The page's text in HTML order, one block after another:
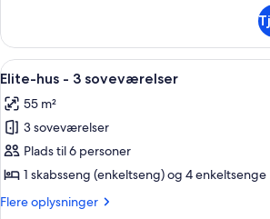
hus
3
Indlæs
alle
billeder
af
Elite-
hus
-
19
Elite-hus - 3 soveværelser
55 m²
3 soveværelser
Plads til 6 personer
1 skabsseng (enkeltseng) og 4 enkeltsenge
Flere oplysninger
Flere